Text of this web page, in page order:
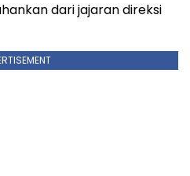
dari jajaran direksi